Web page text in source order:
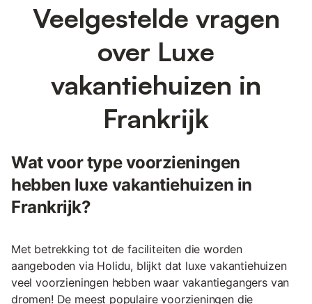
Veelgestelde vragen
over Luxe
vakantiehuizen in
Frankrijk
Wat voor type voorzieningen
hebben luxe vakantiehuizen in
Frankrijk?
Met betrekking tot de faciliteiten die worden
aangeboden via Holidu, blijkt dat luxe vakantiehuizen
veel voorzieningen hebben waar vakantiegangers van
dromen! De meest populaire voorzieningen die